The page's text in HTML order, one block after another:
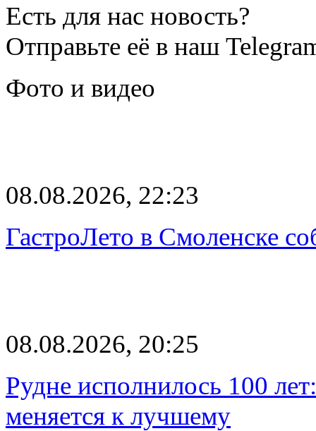
Есть для нас новость?
Отправьте её в наш
Фото и видео
08.08.2026, 22:23
ГастроЛето в Смоленске
08.08.2026, 20:25
Рудне исполнилось 100
меняется к лучшему